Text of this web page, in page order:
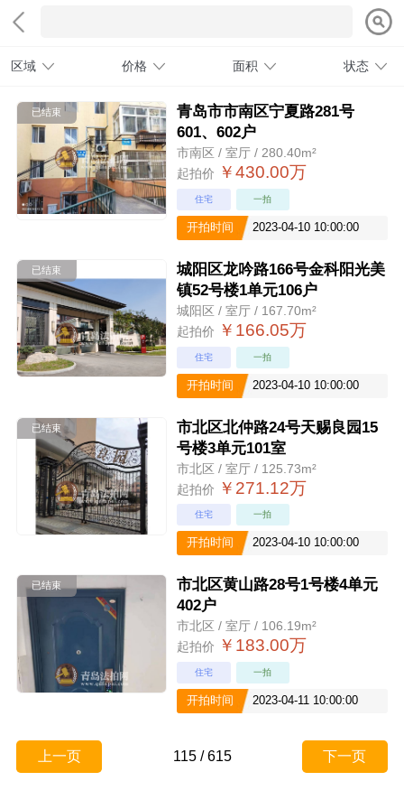
区域 价格 面积 状态
已结束
青岛市市南区宁夏路281号
601、602户
市南区 / 室厅 / 280.40m²
起拍价 ￥430.00万
住宅 一拍
开拍时间 2023-04-10 10:00:00
已结束
城阳区龙吟路166号金科阳光美
镇52号楼1单元106户
城阳区 / 室厅 / 167.70m²
起拍价 ￥166.05万
住宅 一拍
开拍时间 2023-04-10 10:00:00
已结束
市北区北仲路24号天赐良园15
号楼3单元101室
市北区 / 室厅 / 125.73m²
起拍价 ￥271.12万
住宅 一拍
开拍时间 2023-04-10 10:00:00
已结束
市北区黄山路28号1号楼4单元
402户
市北区 / 室厅 / 106.19m²
起拍价 ￥183.00万
住宅 一拍
开拍时间 2023-04-11 10:00:00
上一页 115/615 下一页